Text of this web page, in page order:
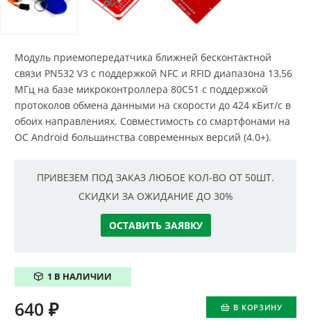
Модуль приемопередатчика ближней бесконтактной
связи PN532 V3 с поддержкой NFC и RFID диапазона 13,56
МГц на базе микроконтроллера 80C51 с поддержкой
протоколов обмена данными на скорости до 424 кБит/с в
обоих направлениях. Совместимость со смартфонами на
ОС Android большинства современных версий (4.0+).
ПРИВЕЗЕМ ПОД ЗАКАЗ ЛЮБОЕ КОЛ-ВО ОТ 50ШТ.
СКИДКИ ЗА ОЖИДАНИЕ ДО 30%
ОСТАВИТЬ ЗАЯВКУ
1 В НАЛИЧИИ
В КОРЗИНУ
640 ₽